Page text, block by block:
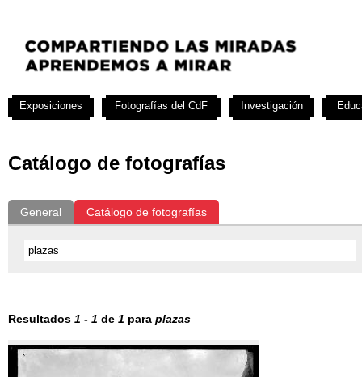
Catálogo de fotografías
General Catálogo de fotografías
Resultados 1 - 1 de 1 para plazas
Exposiciones Fotografías del CdF Investigación